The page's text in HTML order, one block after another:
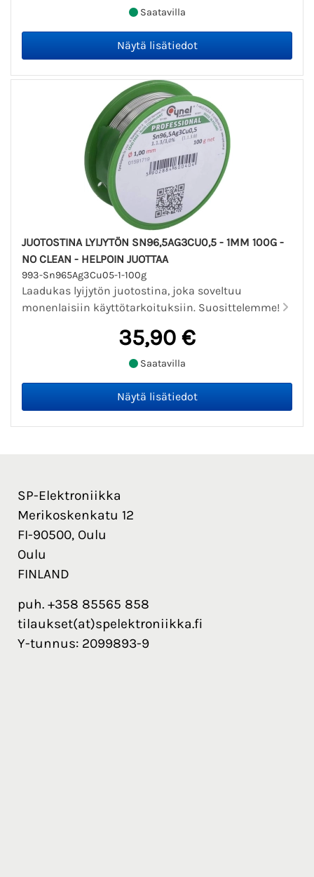
Saatavilla
JUOTOSTINA LYIJYTÖN SN96,5AG3CU0,5 - 1MM 100G -
NO CLEAN - HELPOIN JUOTTAA
993-Sn965Ag3Cu05-1-100g
Laadukas lyijytön juotostina, joka soveltuu
monenlaisiin käyttötarkoituksiin. Suosittelemme!
35,90 €
Saatavilla
SP-Elektroniikka
Merikoskenkatu 12
FI-90500, Oulu
Oulu
FINLAND
puh. +358 85565 858
tilaukset(at)spelektroniikka.fi
Y-tunnus: 2099893-9